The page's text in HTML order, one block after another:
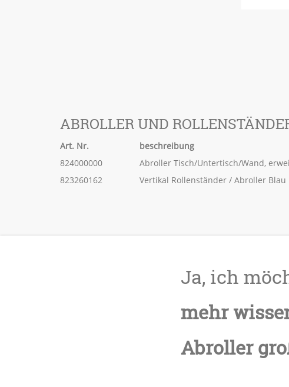
ABROLLER UND
Art. Nr. beschreibung
824000000
Abroller Tisch/Untertisch/Wand,
823260162
Vertikal Rollenständer / Abroller Blau
Ja, ich
mehr
Abroller